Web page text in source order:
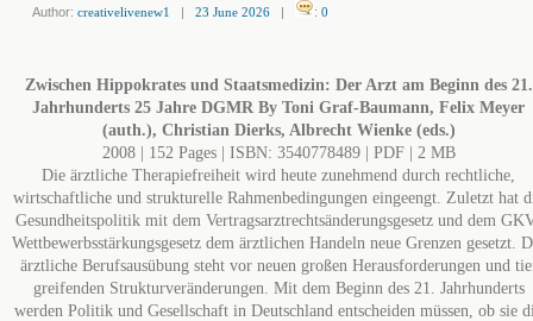
Author: creativelivenew1 | 23 June 2026 | : 0
Zwischen Hippokrates und Staatsmedizin: Der Arzt am Beginn des 21.
Jahrhunderts 25 Jahre DGMR By Toni Graf-Baumann, Felix Meyer
(auth.), Christian Dierks, Albrecht Wienke (eds.)
2008 | 152 Pages | ISBN: 3540778489 | PDF | 2 MB
Die ärztliche Therapiefreiheit wird heute zunehmend durch rechtliche,
wirtschaftliche und strukturelle Rahmenbedingungen eingeengt. Zuletzt hat
Gesundheitspolitik mit dem Vertragsarztrechtsänderungsgesetz und dem
Wettbewerbsstärkungsgesetz dem ärztlichen Handeln neue Grenzen gesetzt.
ärztliche Berufsausübung steht vor neuen großen Herausforderungen und
greifenden Strukturveränderungen. Mit dem Beginn des 21. Jahrhunderts
werden Politik und Gesellschaft in Deutschland entscheiden müssen, ob sie